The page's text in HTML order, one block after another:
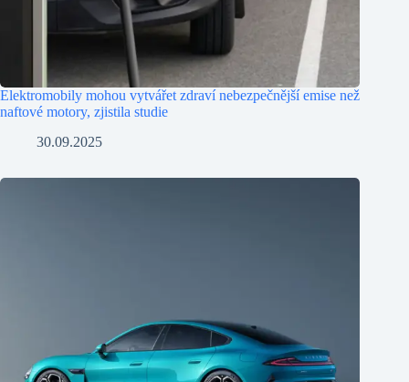
Elektromobily mohou vytvářet zdraví nebezpečnější emise než
naftové motory, zjistila studie
30.09.2025